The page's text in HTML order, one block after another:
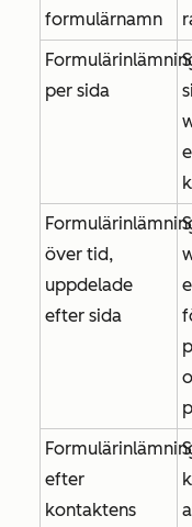
formulärnamn
per sida
över tid,
uppdelade
efter sida
efter
kontaktens